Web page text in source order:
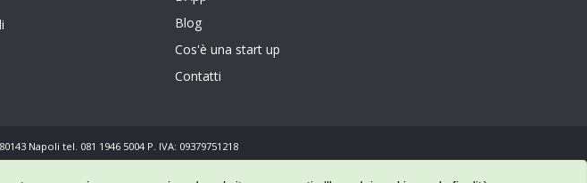
Blog
Cos'è una start up
Contatti
Napoli tel. 081 1946 5004 P. IVA: 09379751218
di utilizzo Credits